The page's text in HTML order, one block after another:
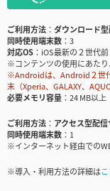
ご利用方法
ダウンロード型
同時使用端末数
3
対応OS
iOS最新の２世代
※コンテンツの使用にあた
※Androidは、Android２世
末（Xperia、GALAXY、
必要メモリ容量
24 MB以上
ご利用方法
アクセス型配信
同時使用端末数
1
※インターネット経由での
※導入・利用方法の詳細は